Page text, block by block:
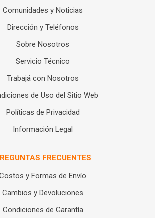
Comunidades y Noticias
Dirección y Teléfonos
Sobre Nosotros
Servicio Técnico
Trabajá con Nosotros
de Uso del Sitio Web
Políticas de Privacidad
Información Legal
FRECUENTES
y Formas de Envío
Cambios y Devoluciones
Condiciones de Garantía